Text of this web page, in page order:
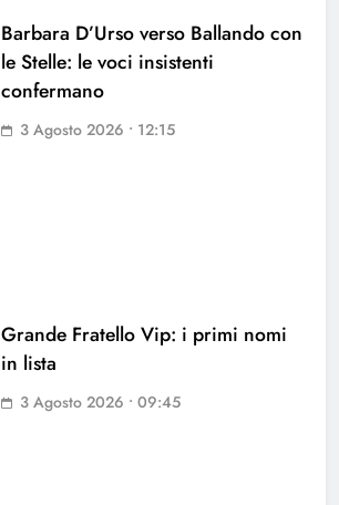
Barbara D’Urso verso Ballando con
le Stelle: le voci insistenti
confermano
3 Agosto 2026 • 12:15
Grande Fratello Vip: i primi nomi
in lista
3 Agosto 2026 • 09:45